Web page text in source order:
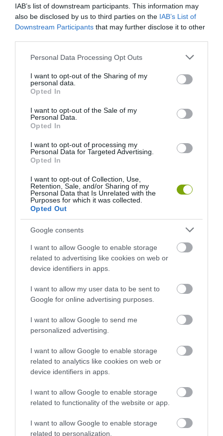
IAB’s list of downstream participants. This information may
also be disclosed by us to third parties on the IAB’s List of
Downstream Participants that may further disclose it to other
Please note that this website/app uses one or more Google
not limited to your visit or usage behaviour. You may click to
grant or deny consent to Google and its third-party tags to
use your data for below specified purposes in below Google
consent section.
Personal Data Processing Opt Outs
I want to opt-out of the Sharing of my
personal data.
Opted In
I want to opt-out of the Sale of my
Personal Data.
Opted In
I want to opt-out of processing my
Personal Data for Targeted Advertising.
Opted In
I want to opt-out of Collection, Use,
Retention, Sale, and/or Sharing of my
Personal Data that Is Unrelated with the
Purposes for which it was collected.
Opted Out
Google consents
I want to allow Google to enable storage
related to advertising like cookies on web or
device identifiers in apps.
I want to allow my user data to be sent to
Google for online advertising purposes.
I want to allow Google to send me
personalized advertising.
I want to allow Google to enable storage
related to analytics like cookies on web or
device identifiers in apps.
I want to allow Google to enable storage
related to functionality of the website or app.
I want to allow Google to enable storage
related to personalization.
KÖRNYÉKÉN: TERMÉSZET,
TALÁLKOZÁSA
2026-08-04
FELETT: MI EZ A LÁTHATATLAN
ALATTA A TERMÉSZETTEL?
A TERMÉSZET NEM SZERETI
AZ EGYHANGÚSÁGOT: A
ASZÁLY IDEJÉN IS OKOSABB
STRATÉGIA
A TUDÓSOK 262 ÚJ FAJT
NEVEZTEK MEG, ÉS A FÖLD
KORAI MÉG MINDENTUDÓNAK
HINNI MAGUNKAT
A NÖVÉNYEK IS KÖLTÖZNEK
BETOLAKODÓK, CSAK NEM
BŐRÖNDDEL
EGY ÖREG TÖLGY NEM CSAK
ÉTTEREM ÉS MENEDÉK